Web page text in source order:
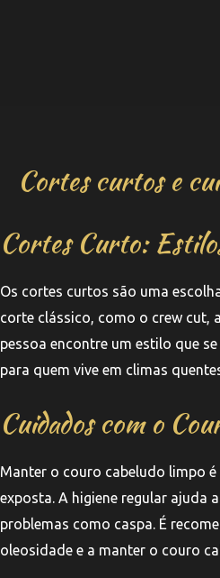
Cortes curtos e
Cortes Curto:
Os cortes curtos são uma
corte clássico, como o crew cut,
pessoa encontre um estilo que
para quem vive em climas
Cuidados com o
Manter o couro cabeludo limpo
exposta. A higiene regular ajuda
problemas como caspa. É
oleosidade e a manter o couro